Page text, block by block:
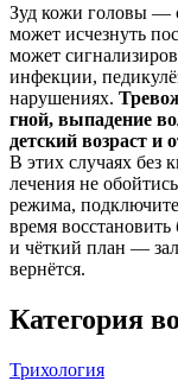
Зуд кожи головы —
может исчезнуть
может
инфекции,
нарушениях.
гной, выпадение
детский возраст и
В этих случаях без
лечения не
режима, подключите
время
и чёткий план —
вернётся.
Категория
Трихология